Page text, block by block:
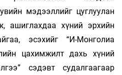
мэдээллийг цуглуулан
ашиглахдаа хүний эрхийн
эсэхийг “И-Монголиа
цахимжилт дахь хүний
сэдэвт судалгаагаар